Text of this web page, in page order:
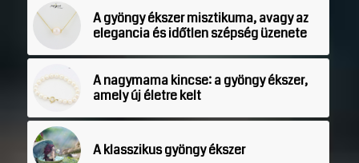
A gyöngy ékszer misztikuma, avagy az
elegancia és időtlen szépség üzenete
A nagymama kincse: a gyöngy ékszer,
amely új életre kelt
A klasszikus gyöngy ékszer